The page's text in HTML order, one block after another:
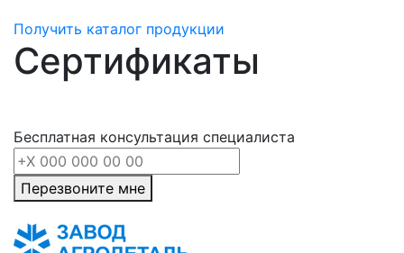
Получить каталог продукции
Сертификаты
Бесплатная консультация специалиста
Перезвоните мне